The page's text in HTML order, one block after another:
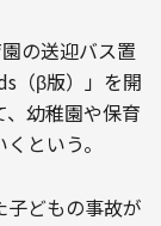
の送迎バス置
（β版）」を開
幼稚園や保育
という。
どもの事故が